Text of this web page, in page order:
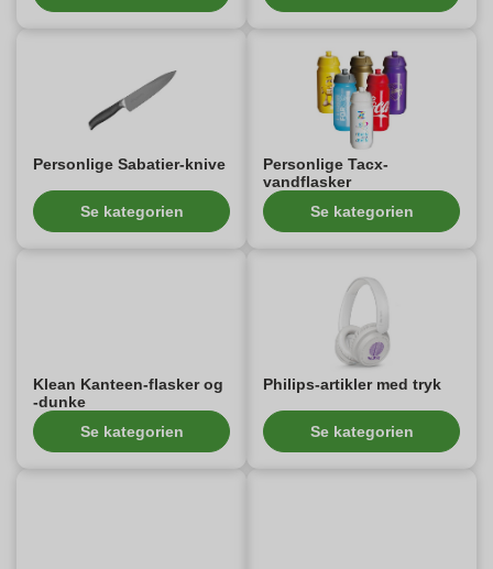
Personlige Sabatier-knive
Se kategorien
Personlige Tacx-
vandflasker
Se kategorien
Klean Kanteen-flasker og
-dunke
Se kategorien
Philips-artikler med tryk
Se kategorien